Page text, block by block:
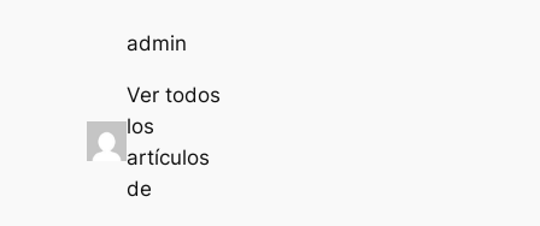
admin
Ver todos
los
artículos
de